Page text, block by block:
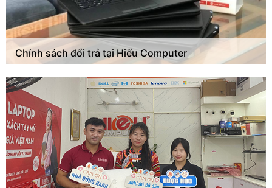
Chính sách đổi trả tại Hiếu Computer